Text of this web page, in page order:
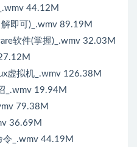
44.12M
即可)_.wmv 89.19M
软件(掌握)_.wmv 32.03M
虚拟机_.wmv 126.38M
_.wmv 19.94M
79.38M
36.69M
令_.wmv 44.19M